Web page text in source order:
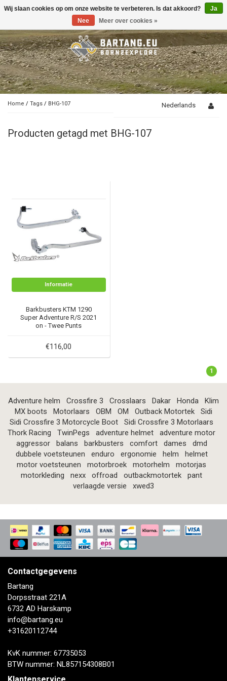
Toggle
Home / Tags / BHG-107 Nederlands
Producten getagd met BHG-107
Informatie
Barkbusters KTM 1290
Super Adventure R/S 2021
on - Twee Punts
€116,00
1
Adventure helm Crossfire 3 Crosslaars Dakar Honda
Klim
MX boots
Motorlaars OBM OM Outback Motortek
Sidi
Sidi Crossfire 3 Motorcycle Boot
Sidi Crossfire 3 Motorlaars
Thork Racing
TwinPegs adventure helmet
adventure motor
aggressor
balans barkbusters comfort dames
dmd
dubbele voetsteunen
enduro ergonomie helm
helmet
motor voetsteunen
motorbroek motorhelm
motorjas
motorkleding
nexx offroad outbackmotortek
pant
verlaagde versie
xwed3
Contactgegevens
Bartang
Dorpsstraat 221A
6732 AD Harskamp
info@bartang.eu
+31620112744
KvK nummer: 67735053
BTW nummer: NL857154308B01
Wij slaan cookies op om onze website te verbeteren. Is dat akkoord?
Ja
Nee
Meer over cookies »